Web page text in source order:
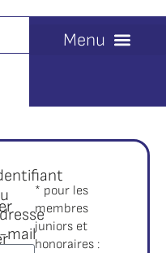
mail
* pour les
membres
juniors et
honoraires :